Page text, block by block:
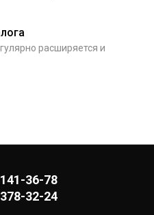
расширяется и
36-78
32-24